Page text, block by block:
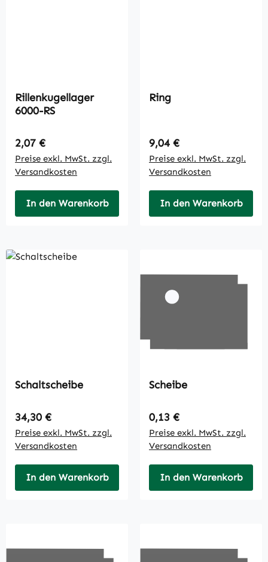
Rillenkugellager
6000-RS
Regulärer Preis:
2,07 €
Preise exkl. MwSt. zzgl.
Versandkosten
In den Warenkorb
Ring
Regulärer Preis:
9,04 €
Preise exkl. MwSt. zzgl.
Versandkosten
In den Warenkorb
Schaltscheibe
Regulärer Preis:
34,30 €
Preise exkl. MwSt. zzgl.
Versandkosten
In den Warenkorb
Scheibe
Regulärer Preis:
0,13 €
Preise exkl. MwSt. zzgl.
Versandkosten
In den Warenkorb